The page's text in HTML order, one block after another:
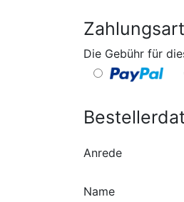
Die Gebühr für
Anrede
Name